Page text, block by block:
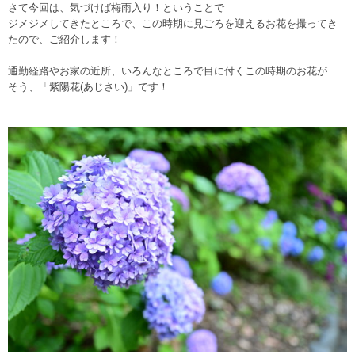
さて今回は、気づけば梅雨入り！ということで
ジメジメしてきたところで、この時期に見ごろを迎えるお花を撮ってき
たので、ご紹介します！
通勤経路やお家の近所、いろんなところで目に付くこの時期のお花が
そう、「紫陽花(あじさい)」です！